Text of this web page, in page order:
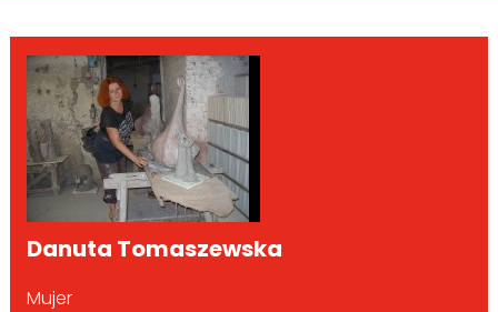
Danuta Tomaszewska
Mujer